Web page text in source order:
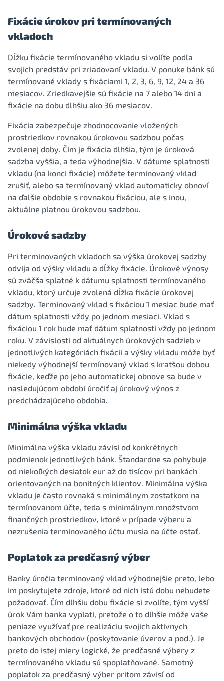
Fixácie úrokov pri termínovaných
vkladoch
Dĺžku fixácie termínovaného vkladu si volíte podľa
svojich predstáv pri zriaďovaní vkladu. V ponuke bánk sú
termínované vklady s fixáciami 1, 2, 3, 6, 9, 12, 24 a 36
mesiacov. Zriedkavejšie sú fixácie na 7 alebo 14 dní a
fixácie na dobu dlhšiu ako 36 mesiacov.
Fixácia zabezpečuje zhodnocovanie vložených
prostriedkov rovnakou úrokovou sadzbou počas
zvolenej doby. Čím je fixácia dlhšia, tým je úroková
sadzba vyššia, a teda výhodnejšia. V dátume splatnosti
vkladu (na konci fixácie) môžete termínovaný vklad
zrušiť, alebo sa termínovaný vklad automaticky obnoví
na ďalšie obdobie s rovnakou fixáciou, ale s inou,
aktuálne platnou úrokovou sadzbou.
Úrokové sadzby
Pri termínovaných vkladoch sa výška úrokovej sadzby
odvíja od výšky vkladu a dĺžky fixácie. Úrokové výnosy
sú zväčša splatné k dátumu splatnosti termínovaného
vkladu, ktorý určuje zvolená dĺžka fixácie úrokovej
sadzby. Termínovaný vklad s fixáciou 1 mesiac bude mať
dátum splatnosti vždy po jednom mesiaci. Vklad s
fixáciou 1 rok bude mať dátum splatnosti vždy po jednom
roku. V závislosti od aktuálnych úrokových sadzieb v
jednotlivých kategóriách fixácií a výšky vkladu môže byť
niekedy výhodnejší termínovaný vklad s kratšou dobou
fixácie, keďže po jeho automatickej obnove sa bude v
nasledujúcom období úročiť aj úrokový výnos z
predchádzajúceho obdobia.
Minimálna výška vkladu
Minimálna výška vkladu závisí od konkrétnych
podmienok jednotlivých bánk. Štandardne sa pohybuje
od niekoľkých desiatok eur až do tisícov pri bankách
orientovaných na bonitných klientov. Minimálna výška
vkladu je často rovnaká s minimálnym zostatkom na
termínovanom účte, teda s minimálnym množstvom
finančných prostriedkov, ktoré v prípade výberu a
nezrušenia termínovaného účtu musia na účte ostať.
Poplatok za predčasný výber
Banky úročia termínovaný vklad výhodnejšie preto, lebo
im poskytujete zdroje, ktoré od nich istú dobu nebudete
požadovať. Čím dlhšiu dobu fixácie si zvolíte, tým vyšší
úrok Vám banka vyplatí, pretože o to dlhšie môže vaše
peniaze využívať pre realizáciu svojich aktívnych
bankových obchodov (poskytovanie úverov a pod.). Je
preto do istej miery logické, že predčasné výbery z
termínovaného vkladu sú spoplatňované. Samotný
poplatok za predčasný výber pritom závisí od